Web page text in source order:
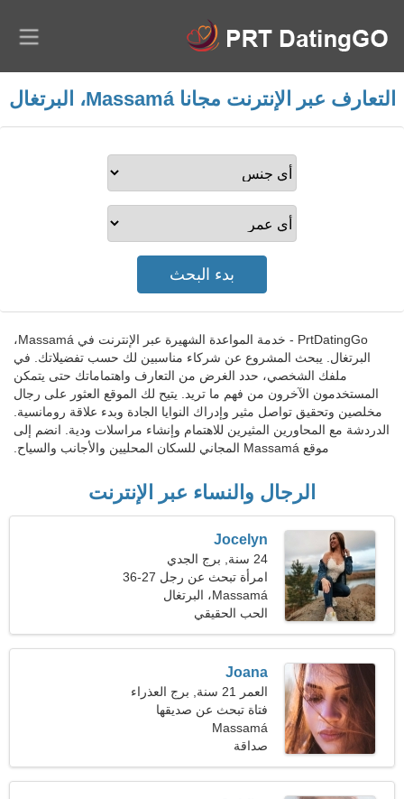
التعارف عبر الإنترنت مجانا Massamá، البرتغال
PrtDatingGo - خدمة المواعدة الشهيرة عبر الإنترنت في Massamá،
البرتغال. يبحث المشروع عن شركاء مناسبين لك حسب تفضيلاتك. في
ملفك الشخصي، حدد الغرض من التعارف واهتماماتك حتى يتمكن
المستخدمون الآخرون من فهم ما تريد. يتيح لك الموقع العثور على رجال
مخلصين وتحقيق تواصل مثير وإدراك النوايا الجادة وبدء علاقة رومانسية.
الدردشة مع المحاورين المثيرين للاهتمام وإنشاء مراسلات ودية. انضم إلى
موقع Massamá المجاني للسكان المحليين والأجانب والسياح.
الرجال والنساء عبر الإنترنت
Jocelyn
24 سنة, برج الجدي
امرأة تبحث عن رجل 27-36
Massamá، البرتغال
الحب الحقيقي
Joana
العمر 21 سنة, برج العذراء
فتاة تبحث عن صديقها
Massamá
صداقة